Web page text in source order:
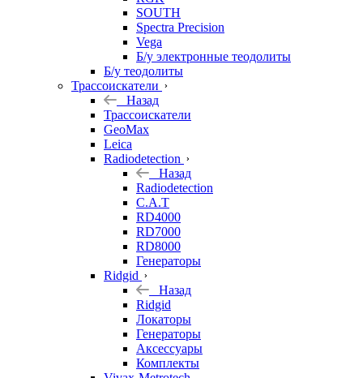
SOUTH
Spectra Precision
Vega
Б/у электронные теодолиты
Б/у теодолиты
Трассоискатели
Назад
Трассоискатели
GeoMax
Leica
Radiodetection
Назад
Radiodetection
C.A.T
RD4000
RD7000
RD8000
Генераторы
Ridgid
Назад
Ridgid
Локаторы
Генераторы
Аксессуары
Комплекты